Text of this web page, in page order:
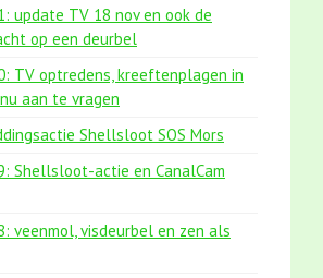
update TV 18 nov en ook de
op een deurbel
TV optredens, kreeftenplagen in
aan te vragen
Shellsloot SOS Mors
Shellsloot-actie en CanalCam
veenmol, visdeurbel en zen als